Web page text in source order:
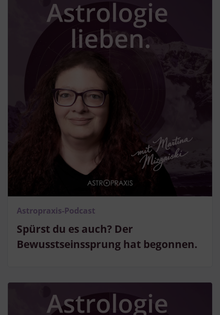
Spürst du es auch? Der
Bewusstseinssprung hat begonnen.
Astropraxis-Podcast